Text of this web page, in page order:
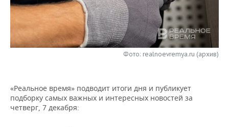
НЕФТЕХИМИЯ
НЕФТЬ
ОПК
РОЗНИЧНАЯ ТОРГОВЛЯ
ТРАНСПОРТ
НОВОСТИ ТЕХНОЛОГИЙ
IT
ТЕЛЕКОММУНИКАЦИИ
МЕРОПРИЯТИЯ
НОВОСТИ МЕРОПРИЯТИЙ
БИЗНЕС-БРАНЧИ
ONLINE-КОНФЕРЕНЦИИ
СПОРТ
ФУТБОЛ
ХОККЕЙ
НОВОСТИ ОБЩЕСТВА
ВЛАСТЬ
ФОТОГАЛЕРЕЯ
СЮЖЕТЫ
Фото: realnoevremya.ru (архив)
«Реальное время» подводит итоги дня и публикует
подборку самых важных и интересных новостей за
четверг, 7 декабря: